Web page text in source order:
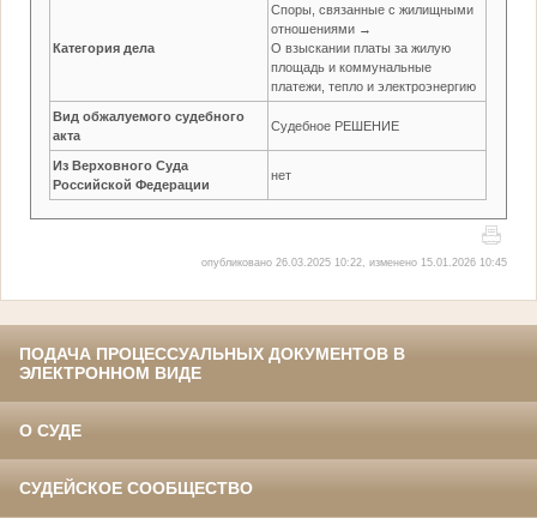
Категория дела
Споры, связанные с жилищными
отношениями →
О взыскании платы за жилую
площадь и коммунальные
платежи, тепло и электроэнергию
Вид обжалуемого судебного
акта
Судебное РЕШЕНИЕ
Из Верховного Суда
Российской Федерации
нет
опубликовано 26.03.2025 10:22, изменено 15.01.2026 10:45
ПОДАЧА ПРОЦЕССУАЛЬНЫХ ДОКУМЕНТОВ В
ЭЛЕКТРОННОМ ВИДЕ
О СУДЕ
СУДЕЙСКОЕ СООБЩЕСТВО